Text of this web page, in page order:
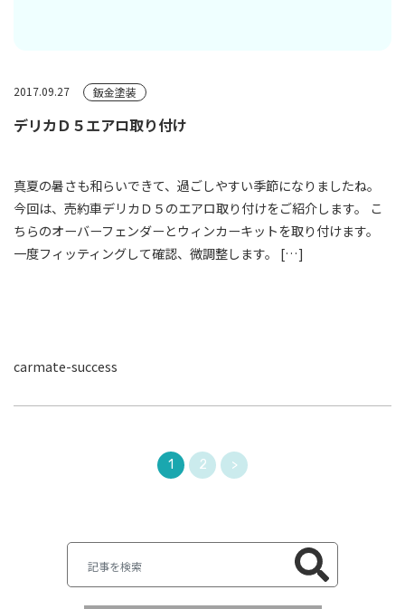
2017.09.27 鈑金塗装
デリカＤ５エアロ取り付け
真夏の暑さも和らいできて、過ごしやすい季節になりましたね。
今回は、売約車デリカＤ５のエアロ取り付けをご紹介します。 こ
ちらのオーバーフェンダーとウィンカーキットを取り付けます。
一度フィッティングして確認、微調整します。 […]
carmate-success
1 2 >